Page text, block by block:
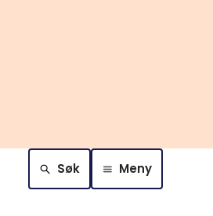
Søk Meny